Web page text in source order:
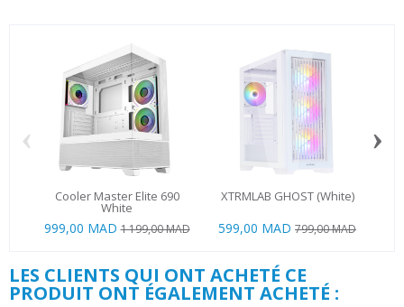
Cooler Master Elite 690
White
999,00 MAD 1 199,00 MAD
XTRMLAB GHOST (White)
599,00 MAD 799,00 MAD
‹ ›
LES CLIENTS QUI ONT ACHETÉ CE
PRODUIT ONT ÉGALEMENT ACHETÉ :